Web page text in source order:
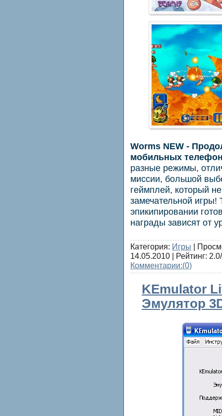
Worms NEW -
мобильных
разные режимы,
миссии, большой
геймплей, который
замечательной
эпикипировании
награды зависят от
Категория: Игры |
14.05.2010 | Рейтинг:
Комментарии:(0)
KEmulator
Эмулятор